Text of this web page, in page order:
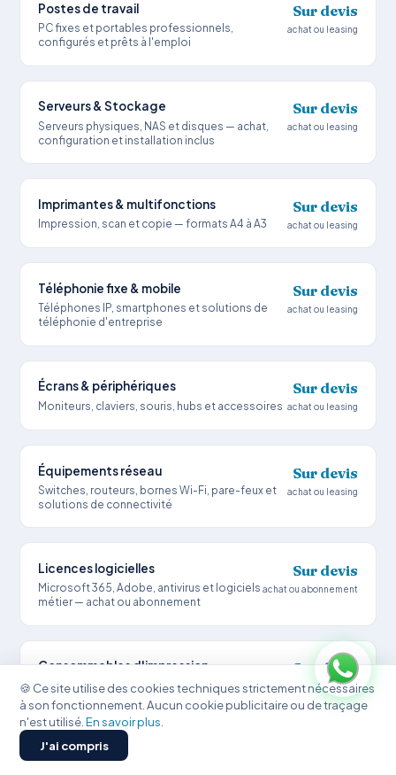
Postes de travail
PC fixes et portables professionnels,
configurés et prêts à l'emploi
Sur devis
achat ou leasing
Serveurs & Stockage
Serveurs physiques, NAS et disques — achat,
configuration et installation inclus
Sur devis
achat ou leasing
Imprimantes & multifonctions
Impression, scan et copie — formats A4 à A3
Sur devis
achat ou leasing
Téléphonie fixe & mobile
Téléphones IP, smartphones et solutions de
téléphonie d'entreprise
Sur devis
achat ou leasing
Écrans & périphériques
Moniteurs, claviers, souris, hubs et accessoires
Sur devis
achat ou leasing
Équipements réseau
Switches, routeurs, bornes Wi-Fi, pare-feux et
solutions de connectivité
Sur devis
achat ou leasing
Licences logicielles
Microsoft 365, Adobe, antivirus et logiciels
métier — achat ou abonnement
Sur devis
achat ou abonnement
Consommables d'impression
Gestion de vos consommables d'impression —
toners, cartouches, papier — livrés directement
chez vous
Sur devis
livraison incluse
🍪 Ce site utilise des cookies techniques strictement nécessaires
à son fonctionnement. Aucun cookie publicitaire ou de traçage
n'est utilisé.En savoir plus.
J'ai compris